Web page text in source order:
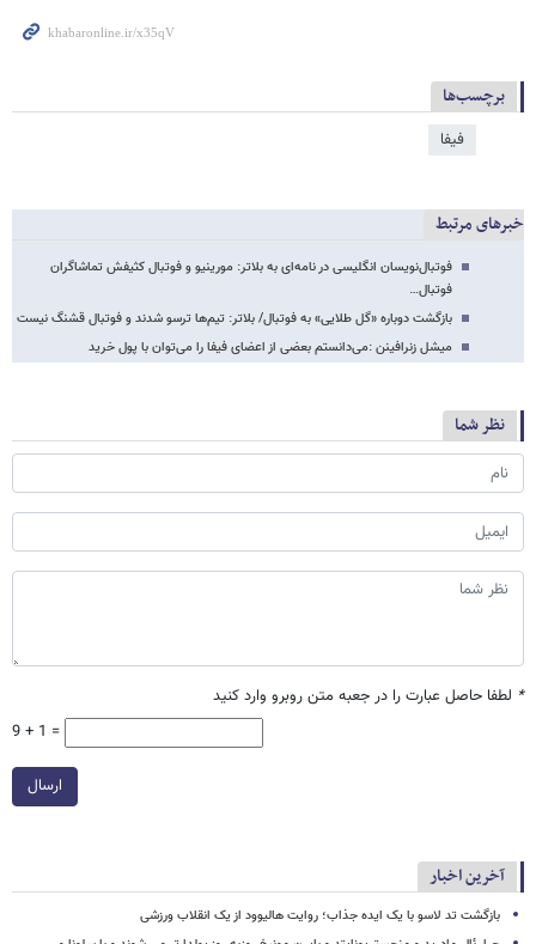
برچسب‌ها
فیفا
خبرهای مرتبط
فوتبال‌نویسان انگلیسی در نامه‌ای به بلاتر: مورینیو و فوتبال کثیفش تماشاگران
فوتبال…
بازگشت دوباره «گل طلایی» به فوتبال/ بلاتر: تیم‌ها ترسو شدند و فوتبال قشنگ نیست
میشل زنرافینن :می‌دانستم بعضی از اعضای فیفا را می‌توان با پول خرید
نظر شما
* لطفا حاصل عبارت را در جعبه متن روبرو وارد کنید
9 + 1 =
ارسال
آخرین اخبار
بازگشت تد لاسو با یک ایده جذاب؛ روایت هالیوود از یک انقلاب ورزشی